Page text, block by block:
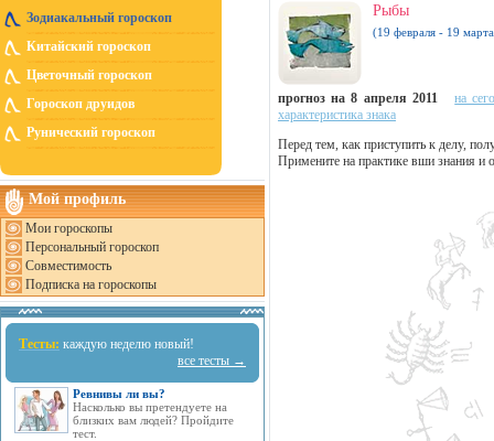
Зодиакальный гороскоп
Китайский гороскоп
Цветочный гороскоп
Гороскоп друидов
Рунический гороскоп
Мой профиль
Мои гороскопы
Персональный гороскоп
Совместимость
Подписка на гороскопы
Тесты: каждую неделю новый!
все тесты →
Ревнивы ли вы?
Насколько вы претендуете на
близких вам людей? Пройдите
тест.
Рыбы
(19 февраля - 19
прогноз на 8 апреля 2011
на
характеристика знака
Перед тем, как приступить к делу,
Примените на практике вши знания и